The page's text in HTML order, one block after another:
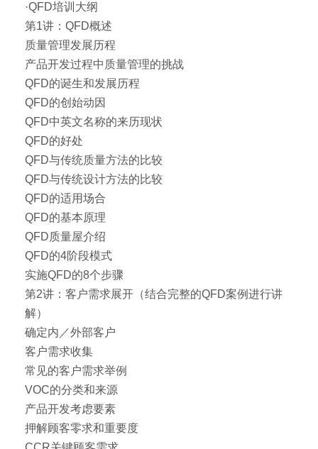
·QFD培训大纲
第1讲：QFD概述
质量管理发展历程
产品开发过程中质量管理的挑战
QFD的诞生和发展历程
QFD的创始动因
QFD中英文名称的来历现状
QFD的好处
QFD与传统质量方法的比较
QFD与传统设计方法的比较
QFD的适用场合
QFD的基本原理
QFD质量屋介绍
QFD的4阶段模式
实施QFD的8个步骤
第2讲：客户需求展开（结合完整的QFD案例进行讲
解）
确定内／外部客户
客户需求收集
常见的客户需求举例
VOC的分类和来源
产品开发考虑要素
押解顾客零求和重要度